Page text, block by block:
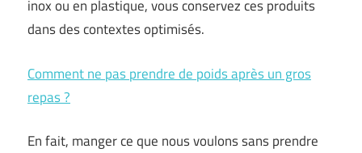
inox ou en plastique, vous conservez ces produits
dans des contextes optimisés.
Comment ne pas prendre de poids après un gros
repas ?
En fait, manger ce que nous voulons sans prendre